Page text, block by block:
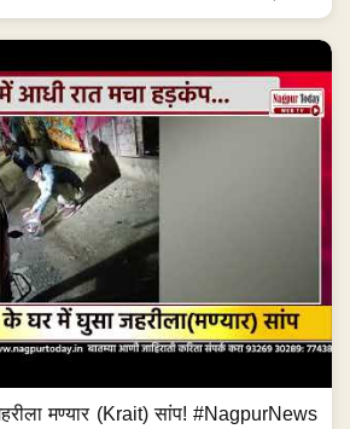
मण्यार (Krait) सांप! #NagpurNews